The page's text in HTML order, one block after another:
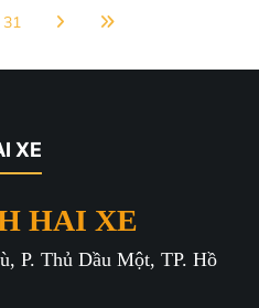
31
XE
HAI XE
P. Thủ Dầu Một, TP. Hồ